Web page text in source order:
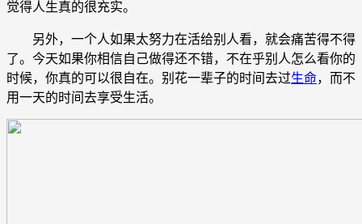
觉得人生真的很充实。
另外，一个人如果太努力在活给别人看，就会痛苦得不得
了。今天如果你相信自己做得还不错，不在乎别人怎么看你的
时候，你真的可以很自在。别花一辈子的时间去过生命，而不
用一天的时间去享受生活。